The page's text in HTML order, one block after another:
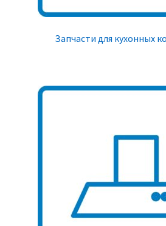
Запчасти для кухонных